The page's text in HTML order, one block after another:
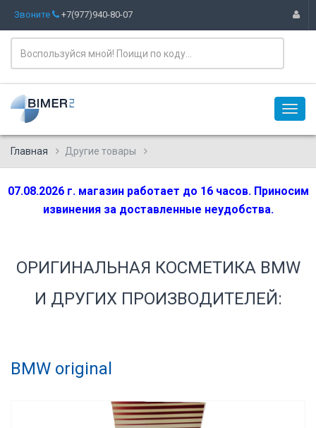
Звоните +7(977)940-80-07
Главная Другие товары
07.08.2026 г. магазин работает до 16 часов. Приносим
извинения за доставленные неудобства.
ОРИГИНАЛЬНАЯ КОСМЕТИКА BMW
И ДРУГИХ ПРОИЗВОДИТЕЛЕЙ:
BMW original